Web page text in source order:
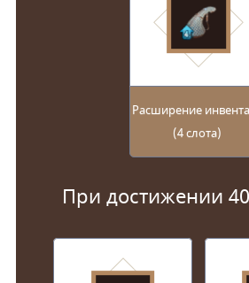
Расширение
(4 слота)
При достижении